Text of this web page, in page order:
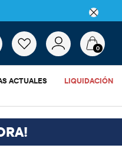
a medida que
0
ACTUALES LIQUIDACIÓN